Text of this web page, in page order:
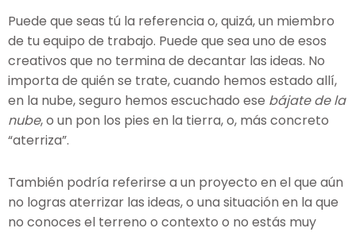
Puede que seas tú la referencia o, quizá, un miembro
de tu equipo de trabajo. Puede que sea uno de esos
creativos que no termina de decantar las ideas. No
importa de quién se trate, cuando hemos estado allí,
en la nube, seguro hemos escuchado ese bájate de la
nube, o un pon los pies en la tierra, o, más concreto
“aterriza”.
También podría referirse a un proyecto en el que aún
no logras aterrizar las ideas, o una situación en la que
no conoces el terreno o contexto o no estás muy